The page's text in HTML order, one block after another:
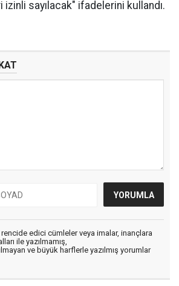
izinli sayılacak" ifadelerini kullandı.
edici cümleler veya imalar, inançlara
ile yazılmamış,
ve büyük harflerle yazılmış yorumlar